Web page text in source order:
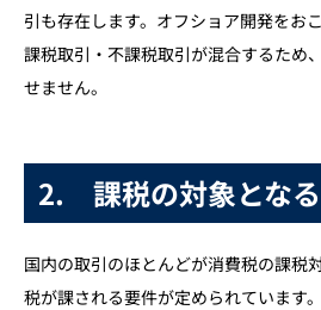
6. オフショア開発における消費
6-2. 国内企業にシステム開発
連携した場合の取り扱い
6-3. オフショア開発にて国外
分は得になるのか？
引も存在します。オフショア開発をお
課税取引・不課税取引が混合するため
せません。
2. 課税の対象とな
国内の取引のほとんどが消費税の課税
税が課される要件が定められています。